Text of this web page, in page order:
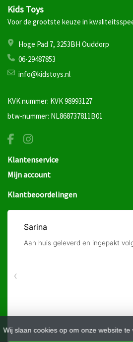
Wij slaan cookies op om onze website
Kids Toys
Voor de grootste keuze in
Hoge Pad 7, 3253BH Ouddorp
06-29487853
info@kidstoys.nl
KVK nummer: KVK 98993127
btw-nummer: NL868737811B01
Klantenservice
Mijn account
Klantbeoordelingen